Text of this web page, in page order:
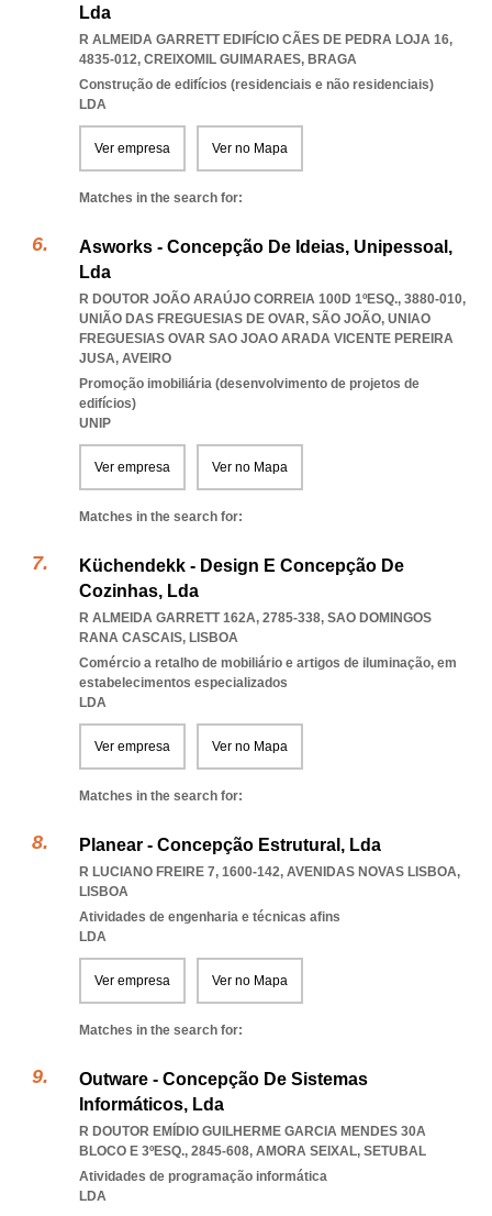
Lda
R ALMEIDA GARRETT EDIFÍCIO CÃES DE PEDRA LOJA 16,
4835-012, CREIXOMIL GUIMARAES, BRAGA
Construção de edifícios (residenciais e não residenciais)
LDA
Ver empresa Ver no Mapa
Matches in the search for:
Asworks - Concepção De Ideias, Unipessoal,
Lda
R DOUTOR JOÃO ARAÚJO CORREIA 100D 1ºESQ., 3880-010,
UNIÃO DAS FREGUESIAS DE OVAR, SÃO JOÃO, UNIAO
FREGUESIAS OVAR SAO JOAO ARADA VICENTE PEREIRA
JUSA, AVEIRO
Promoção imobiliária (desenvolvimento de projetos de
edifícios)
UNIP
Ver empresa Ver no Mapa
Matches in the search for:
Küchendekk - Design E Concepção De
Cozinhas, Lda
R ALMEIDA GARRETT 162A, 2785-338, SAO DOMINGOS
RANA CASCAIS, LISBOA
Comércio a retalho de mobiliário e artigos de iluminação, em
estabelecimentos especializados
LDA
Ver empresa Ver no Mapa
Matches in the search for:
Planear - Concepção Estrutural, Lda
R LUCIANO FREIRE 7, 1600-142, AVENIDAS NOVAS LISBOA,
LISBOA
Atividades de engenharia e técnicas afins
LDA
Ver empresa Ver no Mapa
Matches in the search for:
Outware - Concepção De Sistemas
Informáticos, Lda
R DOUTOR EMÍDIO GUILHERME GARCIA MENDES 30A
BLOCO E 3ºESQ., 2845-608, AMORA SEIXAL, SETUBAL
Atividades de programação informática
LDA